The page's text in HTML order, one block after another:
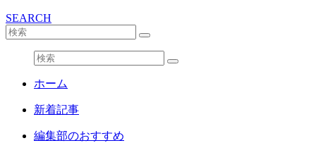
SEARCH
ホーム
新着記事
編集部のおすすめ